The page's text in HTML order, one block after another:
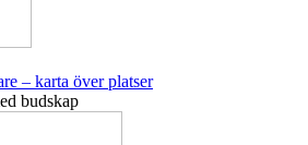
– karta över platser
budskap